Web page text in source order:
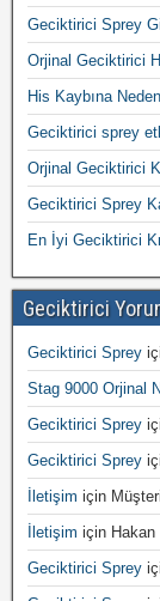
Geciktirici Sprey
Orjinal Geciktirici
His Kaybına
Geciktirici sprey
Orjinal Geciktirici
Geciktirici Sprey
En İyi Geciktirici
Geciktirici
Geciktirici Sprey
Stag 9000 Orjinal
Geciktirici Sprey
Geciktirici Sprey
İletişim için
İletişim için Hakan
Geciktirici Sprey